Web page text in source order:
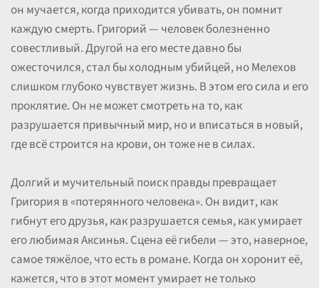
он мучается, когда приходится убивать, он помнит
каждую смерть. Григорий — человек болезненно
совестливый. Другой на его месте давно бы
ожесточился, стал бы холодным убийцей, но Мелехов
слишком глубоко чувствует жизнь. В этом его сила и его
проклятие. Он не может смотреть на то, как
разрушается привычный мир, но и вписаться в новый,
где всё строится на крови, он тоже не в силах.
Долгий и мучительный поиск правды превращает
Григория в «потерянного человека». Он видит, как
гибнут его друзья, как разрушается семья, как умирает
его любимая Аксинья. Сцена её гибели — это, наверное,
самое тяжёлое, что есть в романе. Когда он хоронит её,
кажется, что в этот момент умирает не только